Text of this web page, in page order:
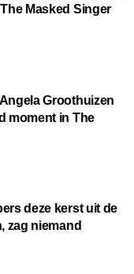
Masked Singer
Groothuizen
moment in The
deze kerst uit de
zag niemand